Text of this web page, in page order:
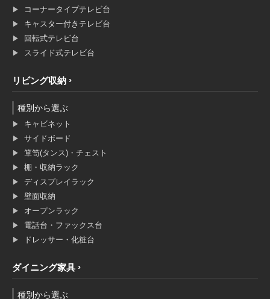
コーナータイプテレビ台
キャスター付きテレビ台
回転式テレビ台
スライド式テレビ台
リビング収納
種別から選ぶ
キャビネット
サイドボード
箪笥(タンス)・チェスト
棚・収納ラック
ディスプレイラック
壁面収納
オープンラック
電話台・ファックス台
ドレッサー・化粧台
ダイニング家具
種別から選ぶ